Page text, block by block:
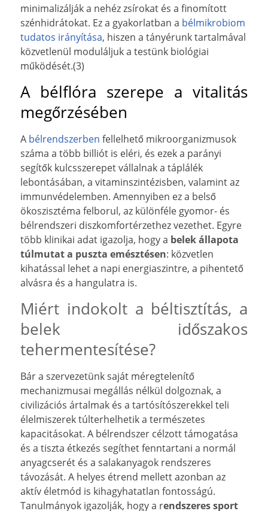
minimalizálják a nehéz zsírokat és a finomított
szénhidrátokat. Ez a gyakorlatban a bélmikrobiom
tudatos irányítása, hiszen a tányérunk tartalmával
közvetlenül moduláljuk a testünk biológiai
működését.(3)
A bélflóra szerepe a vitalitás
megőrzésében
A bélrendszerben fellelhető mikroorganizmusok
száma a több billiót is eléri, és ezek a parányi
segítők kulcsszerepet vállalnak a táplálék
lebontásában, a vitaminszintézisben, valamint az
immunvédelemben. Amennyiben ez a belső
ökoszisztéma felborul, az különféle gyomor- és
bélrendszeri diszkomfortérzethez vezethet. Egyre
több klinikai adat igazolja, hogy a belek állapota
túlmutat a puszta emésztésen: közvetlen
kihatással lehet a napi energiaszintre, a pihentető
alvásra és a hangulatra is.
Miért indokolt a béltisztítás, a
belek időszakos
tehermentesítése?
Bár a szervezetünk saját méregtelenítő
mechanizmusai megállás nélkül dolgoznak, a
civilizációs ártalmak és a tartósítószerekkel teli
élelmiszerek túlterhelhetik a természetes
kapacitásokat. A bélrendszer célzott támogatása
és a tiszta étkezés segíthet fenntartani a normál
anyagcserét és a salakanyagok rendszeres
távozását. A helyes étrend mellett azonban az
aktív életmód is kihagyhatatlan fontosságú.
Tanulmányok igazolják, hogy a rendszeres sport